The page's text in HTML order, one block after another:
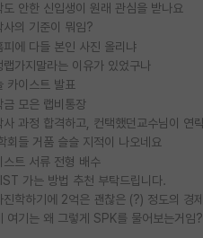
도 안한 신입생이 원래 관심을 받나요
사의 기준이 뭐임?
피에 다들 본인 사진 올리냐
랩가지말라는 이유가 있었구나
카이스트 발표
금 모은 랩비통장
회들 거품 슬슬 지적이 나오네요
스트 서류 전형 배수
가는 방법 추천 부탁드립니다.
여기는 왜 그렇게 SPK를 물어보는거임?